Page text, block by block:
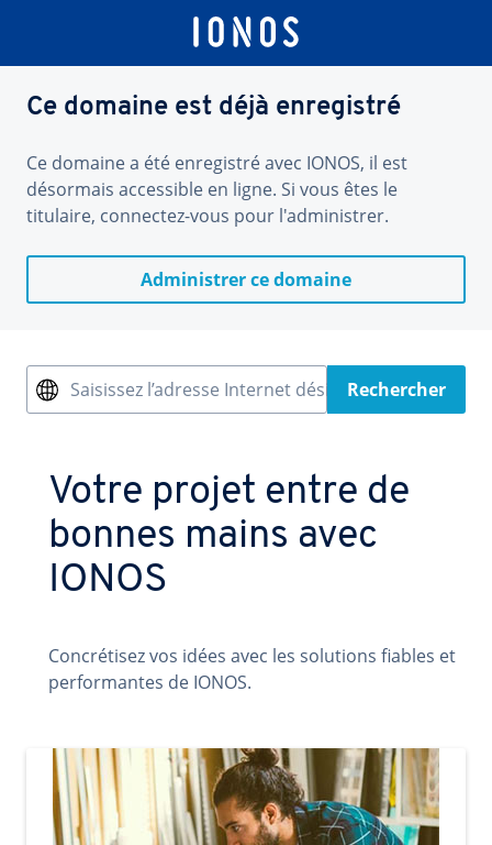
Ce domaine est déjà enregistré
Ce domaine a été enregistré avec IONOS, il est
désormais accessible en ligne. Si vous êtes le
titulaire, connectez-vous pour l'administrer.
Administrer ce domaine
Saisissez l’adresse Internet désiréeRechercher
Votre projet entre de
bonnes mains avec
IONOS
Concrétisez vos idées avec les solutions fiables et
performantes de IONOS.